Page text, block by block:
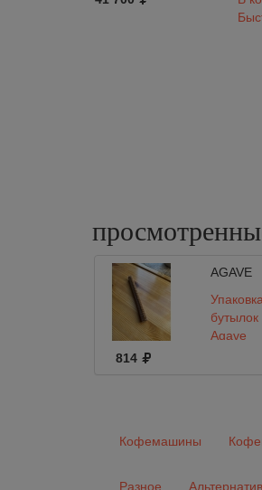
AGAVE
Agave
814
Кофемашины
Разное